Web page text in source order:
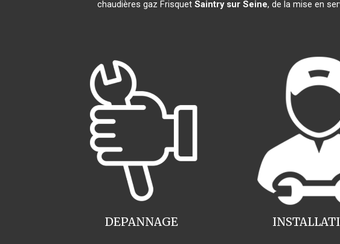
chaudières gaz Frisquet Saintry sur Seine, de la mise en
DEPANNAGE